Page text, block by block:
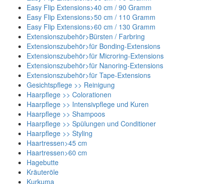
Easy Flip Extensions>40 cm / 90 Gramm
Easy Flip Extensions>50 cm / 110 Gramm
Easy Flip Extensions>60 cm / 130 Gramm
Extensionszubehör>Bürsten / Farbring
Extensionszubehör>für Bonding-Extensions
Extensionszubehör>für Microring-Extensions
Extensionszubehör>für Nanoring-Extensions
Extensionszubehör>für Tape-Extensions
Gesichtspflege >> Reinigung
Haarpflege >> Colorationen
Haarpflege >> Intensivpflege und Kuren
Haarpflege >> Shampoos
Haarpflege >> Spülungen und Conditioner
Haarpflege >> Styling
Haartressen>45 cm
Haartressen>60 cm
Hagebutte
Kräuteröle
Kurkuma